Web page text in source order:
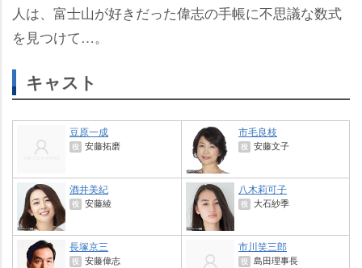
人は、富士山が好きだった偉志の手帳に不思議な数式
を見つけて…。
キャスト
豆原一成
役 安藤拓磨
市毛良枝
役 安藤文子
酒井美紀
役 安藤綾
八木莉可子
役 大石紗季
長塚京三
役 安藤偉志
市川笑三郎
役 島田理事長